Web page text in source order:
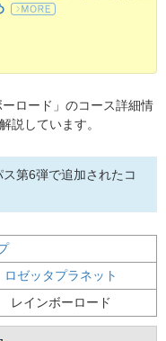
ロード」のコース詳細情
説しています。
第6弾で追加されたコ
ロゼッタプラネット
レインボーロード